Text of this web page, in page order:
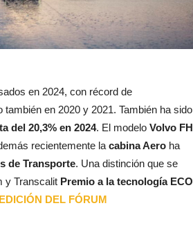
en 2024, con récord de
en 2020 y 2021. También ha sido
del 20,3% en 2024. El modelo Volvo FH
recientemente la cabina Aero ha
de Transporte. Una distinción que se
y Transcalit Premio a la tecnología ECO
DEL FÓRUM